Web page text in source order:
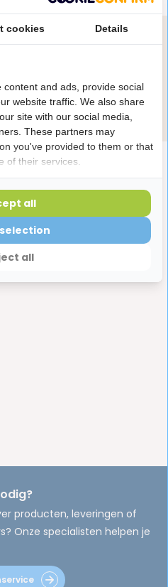
over dit product?
je graag! Spreek ons aan
mail
producten, leveringen of
Onze specialisten helpen je
cookies Details
and ads, provide social
website traffic. We also share
site with our social media,
These partners may
you've provided to them or that
of their services.
all
all